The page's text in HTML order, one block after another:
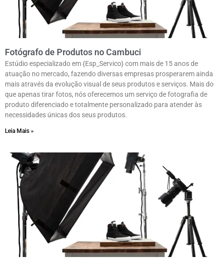
Fotógrafo de Produtos no Cambuci
Estúdio especializado em {Esp_Servico} com mais de 15 anos de
atuação no mercado, fazendo diversas empresas prosperarem ainda
mais através da evolução visual de seus produtos e serviços. Mais do
que apenas tirar fotos, nós oferecemos um serviço de fotografia de
produto diferenciado e totalmente personalizado para atender às
necessidades únicas dos seus produtos.
Leia Mais »